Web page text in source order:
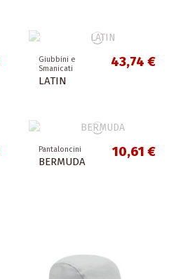
Giubbini e
Smanicati
LATIN
43,74 €
Pantaloncini
BERMUDA
10,61 €